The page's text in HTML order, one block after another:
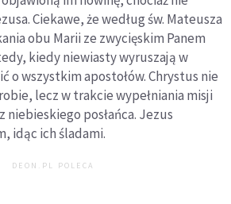
Ciekawe, że według św. Mateusza
obu Marii ze zwycięskim Panem
kiedy niewiasty wyruszają w
o wszystkim apostołów. Chrystus nie
lecz w trakcie wypełniania misji
posłańca. Jezus
idąc ich śladami.
DEON.PL POLECA